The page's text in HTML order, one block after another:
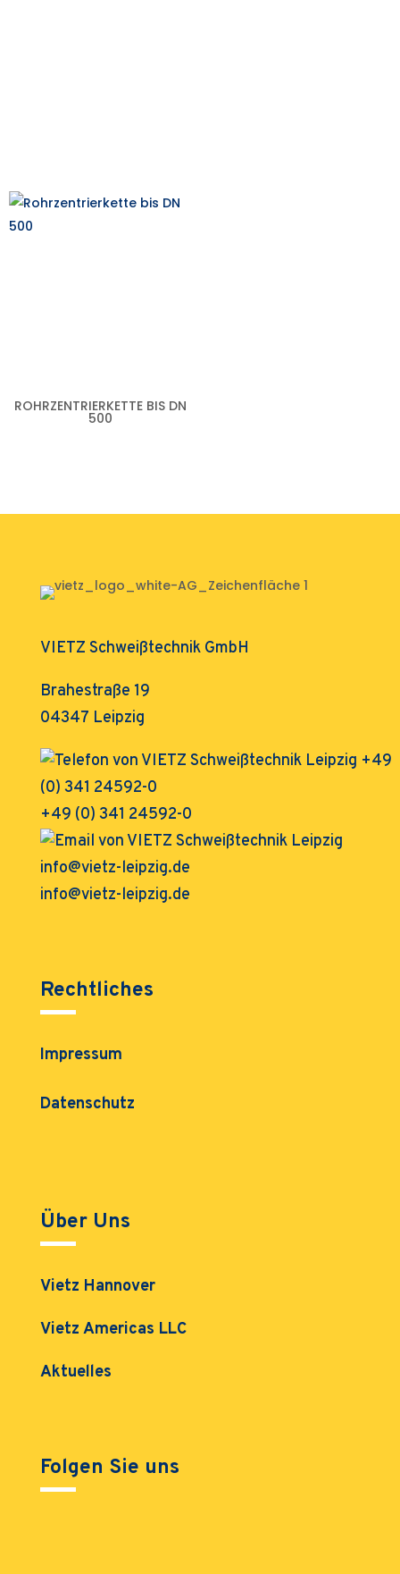
ROHRZENTRIERKETTE BIS DN
500
VIETZ Schweißtechnik GmbH
Brahestraße 19
04347 Leipzig
+49 (0) 341 24592-0
info@vietz-leipzig.de
Rechtliches
Impressum
Datenschutz
Über Uns
Vietz Hannover
Vietz Americas LLC
Aktuelles
Folgen Sie uns